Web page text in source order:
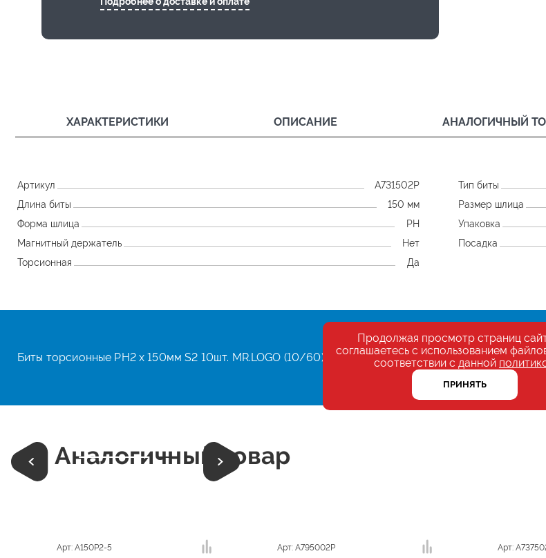
ХАРАКТЕРИСТИКИ ОПИСАНИЕ АНАЛОГИЧНЫЙ
Артикул A731502P Тип биты
Длина биты
150 мм Размер шлица
Форма шлица
PH Упаковка
Магнитный держатель
Нет Посадка
Торсионная
Да
Биты торсионные PH2 х 150мм S2 10шт. MR.LOGO (10/60)
Аналогичный товар
Арт: A150P2-5 Арт: A795002P Арт:
Продолжая просмотр страниц
соглашаетесь с использованием
соответствии с данной
ПРИНЯТЬ